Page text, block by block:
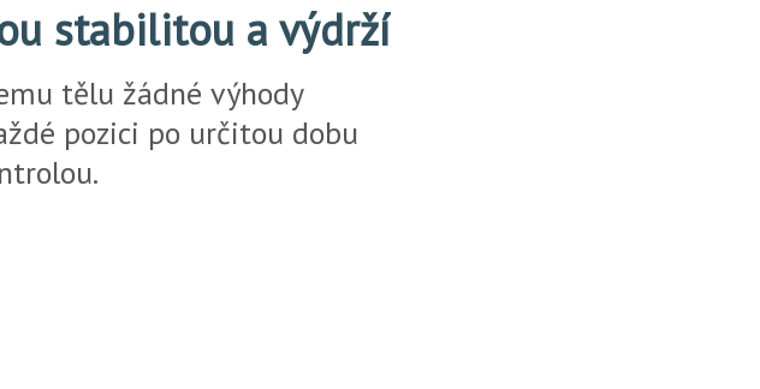
stabilitou a výdrží
tělu žádné výhody
pozici po určitou dobu